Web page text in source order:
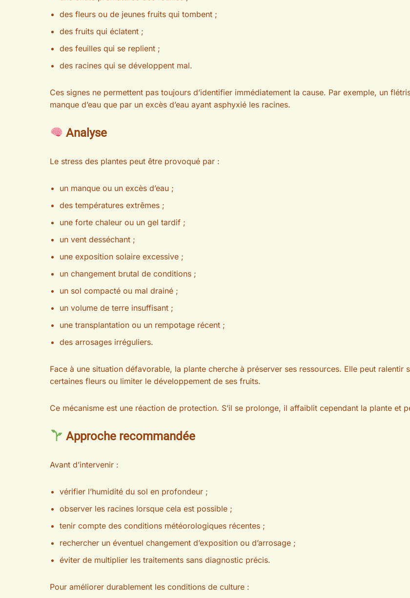
des fleurs ou de jeunes fruits qui tombent ;
des fruits qui éclatent ;
des feuilles qui se replient ;
des racines qui se développent mal.
Ces signes ne permettent pas toujours d’identifier immédiatement la cause. Par exemple, un
manque d’eau que par un excès d’eau ayant asphyxié les racines.
Analyse
Le stress des plantes peut être provoqué par :
un manque ou un excès d’eau ;
des températures extrêmes ;
une forte chaleur ou un gel tardif ;
un vent desséchant ;
une exposition solaire excessive ;
un changement brutal de conditions ;
un sol compacté ou mal drainé ;
un volume de terre insuffisant ;
une transplantation ou un rempotage récent ;
des arrosages irréguliers.
Face à une situation défavorable, la plante cherche à préserver ses ressources. Elle peut ralentir
certaines fleurs ou limiter le développement de ses fruits.
Ce mécanisme est une réaction de protection. S’il se prolonge, il affaiblit cependant la plante et
Approche recommandée
Avant d’intervenir :
vérifier l’humidité du sol en profondeur ;
observer les racines lorsque cela est possible ;
tenir compte des conditions météorologiques récentes ;
rechercher un éventuel changement d’exposition ou d’arrosage ;
éviter de multiplier les traitements sans diagnostic précis.
Pour améliorer durablement les conditions de culture :